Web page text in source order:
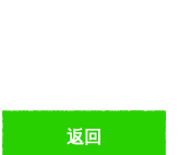
返回